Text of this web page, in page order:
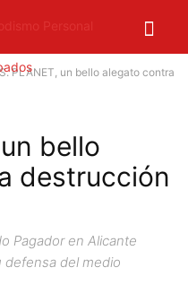
PLANET, un bello alegato contra
bello
destrucción
Pagador en Alicante
defensa del medio